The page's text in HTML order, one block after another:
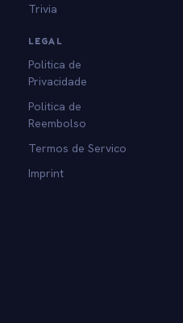
Trivia
LEGAL
Politica de
Privacidade
Politica de
Reembolso
Termos de Servico
Imprint